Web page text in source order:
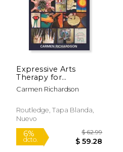
Expressive Arts
Therapy for
Traumatized Children
and Adolescents: A
Carmen Richardson
Routledge, Tapa Blanda,
Nuevo